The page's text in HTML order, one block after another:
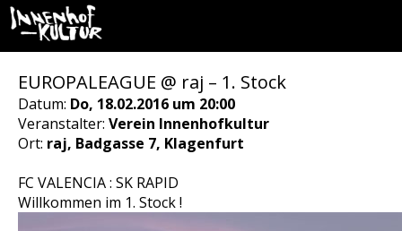
EUROPALEAGUE @ raj – 1. Stock
Datum: Do, 18.02.2016 um 20:00
Veranstalter: Verein Innenhofkultur
Ort: raj, Badgasse 7, Klagenfurt
FC VALENCIA : SK RAPID
Willkommen im 1. Stock !